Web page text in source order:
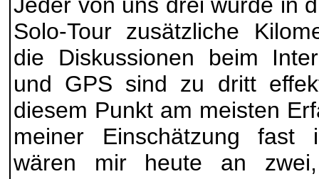
Solo-Tour zusätzliche
die Diskussionen beim
und GPS sind zu dritt
diesem Punkt am meisten
meiner Einschätzung fast
wären mir heute an